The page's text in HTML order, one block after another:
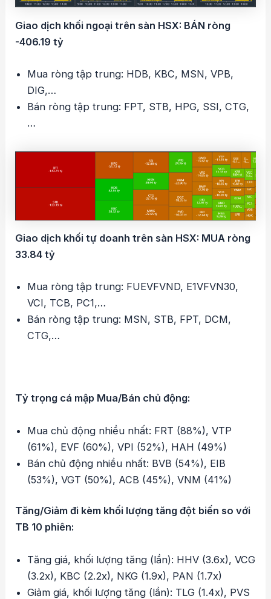
Giao dịch khối ngoại trên sàn HSX: BÁN ròng
-406.19 tỷ
Mua ròng tập trung: HDB, KBC, MSN, VPB,
DIG,…
Bán ròng tập trung: FPT, STB, HPG, SSI, CTG,
…
Giao dịch khối tự doanh trên sàn HSX: MUA ròng
33.84 tỷ
Mua ròng tập trung: FUEVFVND, E1VFVN30,
VCI, TCB, PC1,…
Bán ròng tập trung: MSN, STB, FPT, DCM,
CTG,…
Tỷ trọng cá mập Mua/Bán chủ động:
Mua chủ động nhiều nhất: FRT (88%), VTP
(61%), EVF (60%), VPI (52%), HAH (49%)
Bán chủ động nhiều nhất: BVB (54%), EIB
(53%), VGT (50%), ACB (45%), VNM (41%)
Tăng/Giảm đi kèm khối lượng tăng đột biến so với
TB 10 phiên:
Tăng giá, khối lượng tăng (lần): HHV (3.6x), VCG
(3.2x), KBC (2.2x), NKG (1.9x), PAN (1.7x)
Giảm giá, khối lượng tăng (lần): TLG (1.4x), PVS